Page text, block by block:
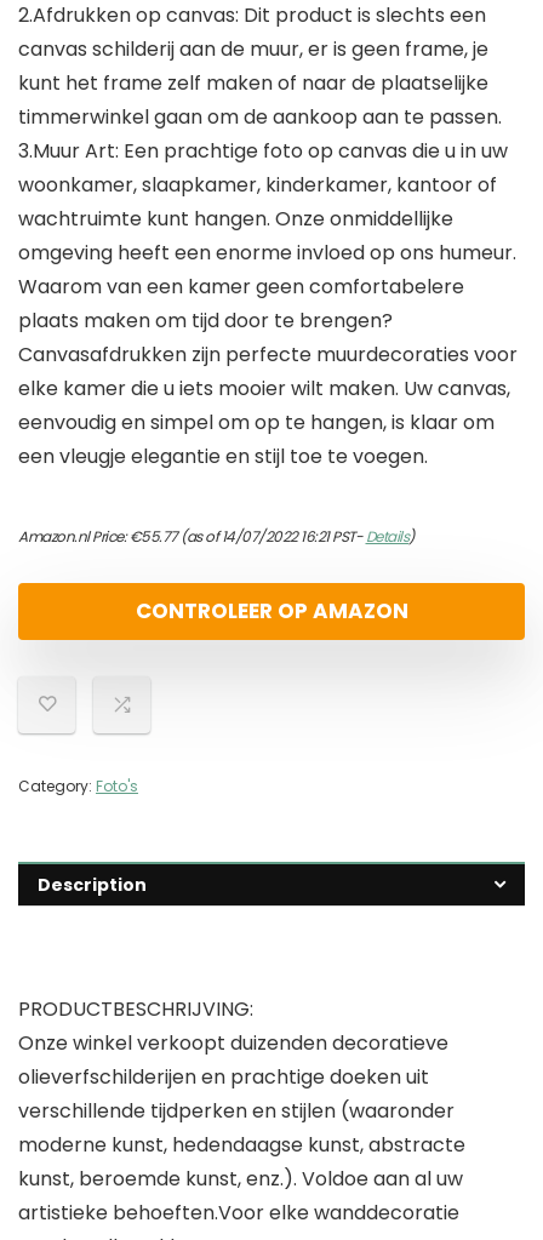
2.Afdrukken op canvas: Dit product is slechts een
canvas schilderij aan de muur, er is geen frame, je
kunt het frame zelf maken of naar de plaatselijke
timmerwinkel gaan om de aankoop aan te passen.
3.Muur Art: Een prachtige foto op canvas die u in uw
woonkamer, slaapkamer, kinderkamer, kantoor of
wachtruimte kunt hangen. Onze onmiddellijke
omgeving heeft een enorme invloed op ons humeur.
Waarom van een kamer geen comfortabelere
plaats maken om tijd door te brengen?
Canvasafdrukken zijn perfecte muurdecoraties voor
elke kamer die u iets mooier wilt maken. Uw canvas,
eenvoudig en simpel om op te hangen, is klaar om
een vleugje elegantie en stijl toe te voegen.
Amazon.nl Price:€55.77(as of 14/07/2022 16:21 PST-Details)
CONTROLEER OP AMAZON
Category: Foto's
Description
PRODUCTBESCHRIJVING:
Onze winkel verkoopt duizenden decoratieve
olieverfschilderijen en prachtige doeken uit
verschillende tijdperken en stijlen (waaronder
moderne kunst, hedendaagse kunst, abstracte
kunst, beroemde kunst, enz.). Voldoe aan al uw
artistieke behoeften.Voor elke wanddecoratie